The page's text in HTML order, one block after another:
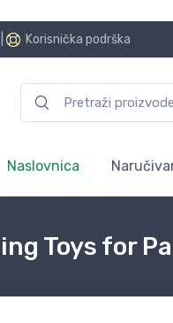
Korisnička podrška
Naslovnica
Toys for